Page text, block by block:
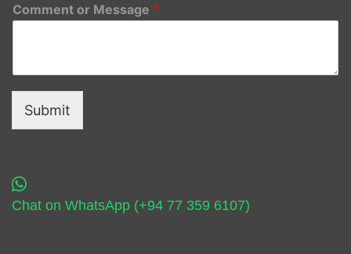
Comment or Message *
Submit
Chat on WhatsApp (+94 77 359 6107)